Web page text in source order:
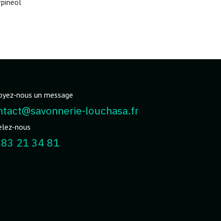
nous un message
louchasa.fr
nous
21 34 81